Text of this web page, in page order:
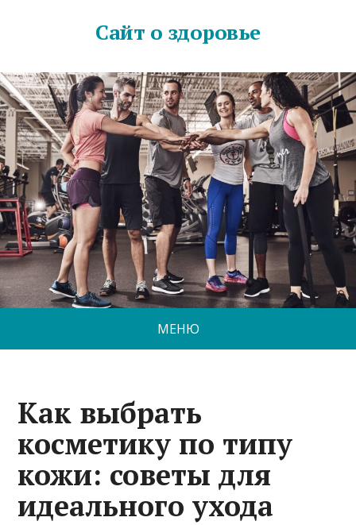
Сайт о здоровье
МЕНЮ
Как выбрать
косметику по типу
кожи: советы для
идеального ухода